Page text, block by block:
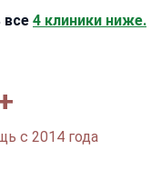
4 клиники ниже.
с 2014 года